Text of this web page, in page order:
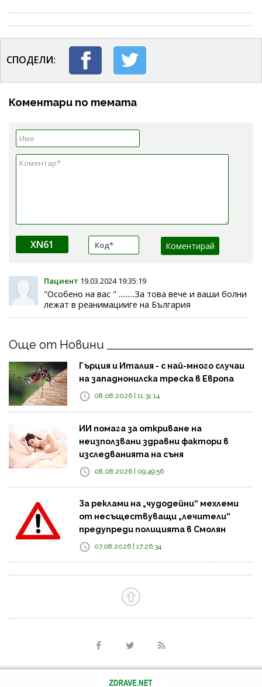
СПОДЕЛИ:
Коментари по темата
XN61
Пациент 19.03.2024 19:35:19
"Особено на вас " .........За това вече и ваши болни
лежат в реанимацииге на България
Още от Новини
Гърция и Италия - с най-много случаи
на западнонилска треска в Европа
08.08.2026 | 11:31:14
ИИ помага за откриване на
неизползвани здравни фактори в
изследванията на съня
08.08.2026 | 09:49:56
За реклами на „чудодейни“ мехлеми
от несъществуващи „лечители“
предупреди полицията в Смолян
07.08.2026 | 17:26:34